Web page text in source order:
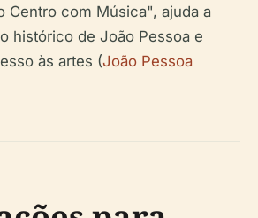
Centro com Música", ajuda a
histórico de João Pessoa e
às artes (João Pessoa